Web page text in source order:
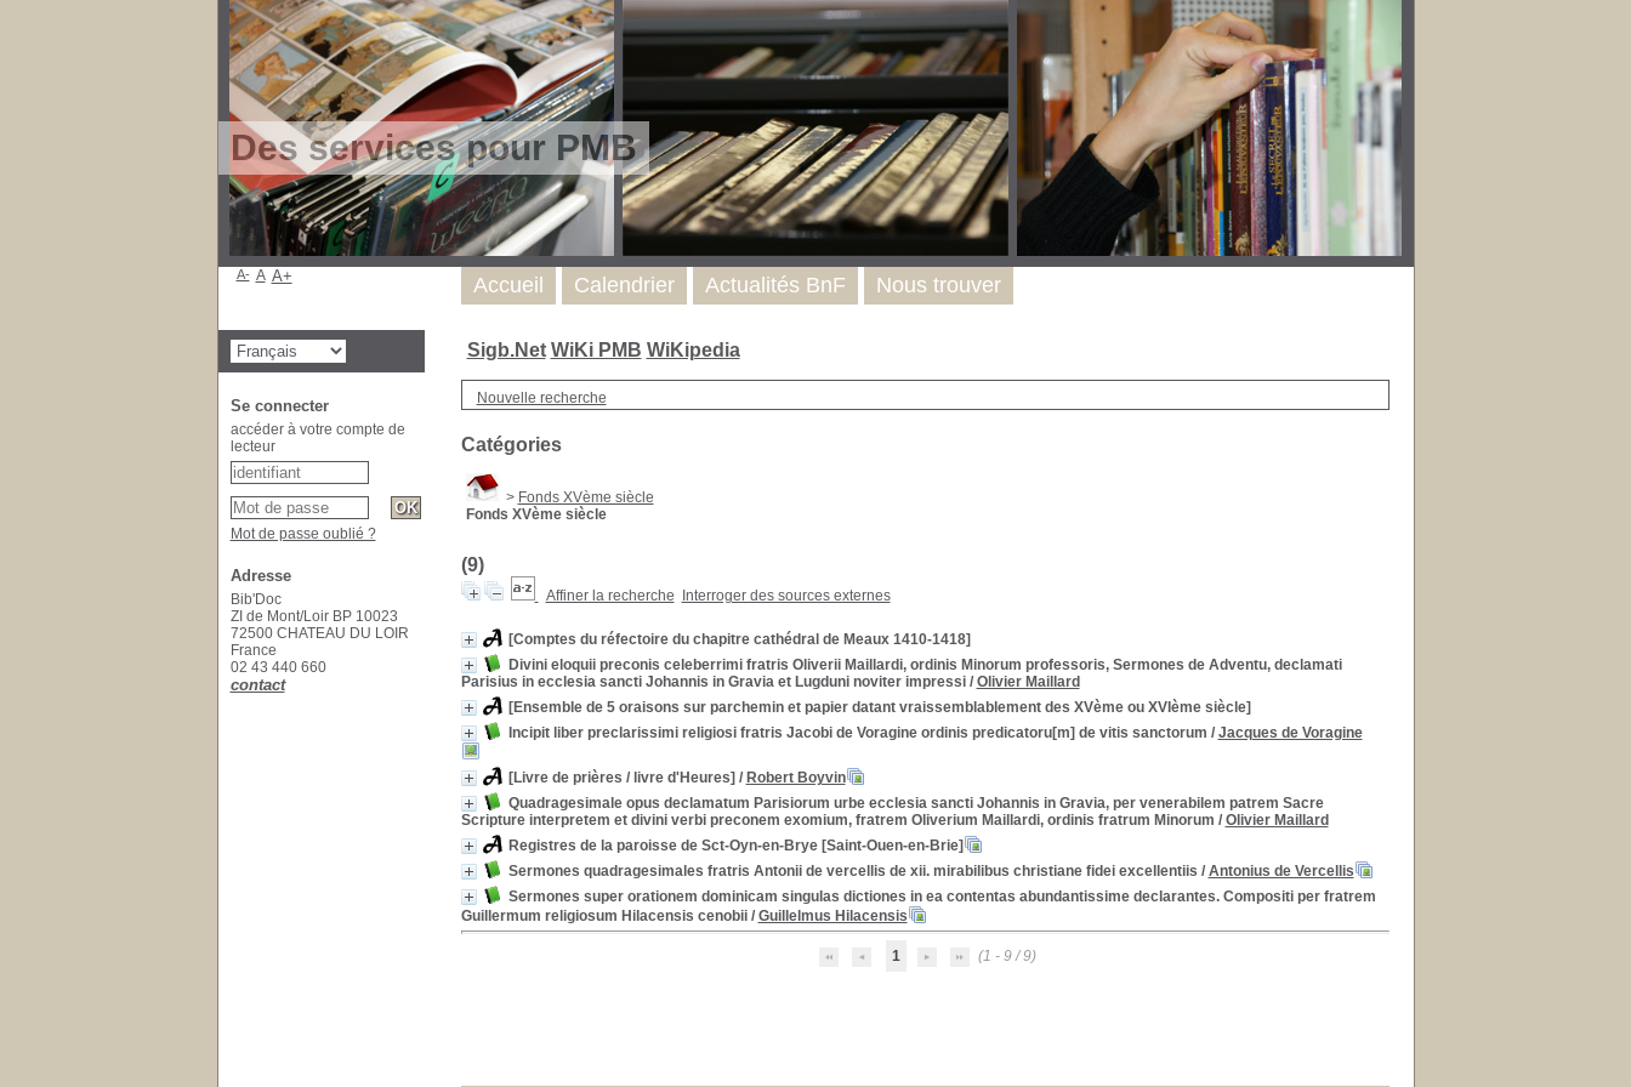
Des services pour PMB
Sigb.Net WiKi PMB WiKipedia
Nouvelle recherche
Catégories
> Fonds XVème siècle
Fonds XVème siècle
(9)
Affiner la recherche Interroger des sources externes
[Comptes du réfectoire du chapitre cathédral de Meaux 1410-1418]
Divini eloquii preconis celeberrimi fratris Oliverii Maillardi, ordinis Minorum professoris, Sermones de Adventu, declamati
Parisius in ecclesia sancti Johannis in Gravia et Lugduni noviter impressi/ Olivier Maillard
[Ensemble de 5 oraisons sur parchemin et papier datant vraissemblablement des XVème ou XVIème siècle]
Incipit liber preclarissimi religiosi fratris Jacobi de Voragine ordinis predicatoru[m] de vitis sanctorum / Jacques de Voragine
[Livre de prières / livre d'Heures] / Robert Boyvin
Quadragesimale opus declamatum Parisiorum urbe ecclesia sancti Johannis in Gravia, per venerabilem patrem Sacre
Scripture interpretem et divini verbi preconem exomium, fratrem Oliverium Maillardi, ordinis fratrum Minorum / Olivier Maillard
Registres de la paroisse de Sct-Oyn-en-Brye [Saint-Ouen-en-Brie]
Sermones quadragesimales fratris Antonii de vercellis de xii. mirabilibus christiane fidei excellentiis / Antonius de Vercellis
Sermones super orationem dominicam singulas dictiones in ea contentas abundantissime declarantes. Compositi per fratrem
Guillermum religiosum Hilacensis cenobii/ Guillelmus Hilacensis
1 (1 - 9 / 9)
Accueil Calendrier Actualités BnF Nous trouver
A- A A+
Se connecter
accéder à votre compte de
lecteur
Mot de passe oublié ?
Adresse
Bib'Doc
ZI de Mont/Loir BP 10023
72500 CHATEAU DU LOIR
France
02 43 440 660
contact